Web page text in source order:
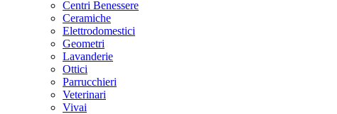
Centri Benessere
Ceramiche
Elettrodomestici
Geometri
Lavanderie
Ottici
Parrucchieri
Veterinari
Vivai